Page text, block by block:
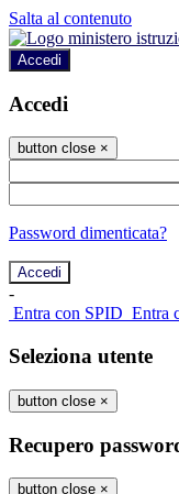
Salta al contenuto
Accedi
Accedi
button close ×
Password dimenticata?
-
Entra con SPID Entra
Seleziona utente
button close ×
Recupero
button close ×